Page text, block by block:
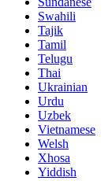
Swahili
Tajik
Tamil
Telugu
Thai
Ukrainian
Urdu
Uzbek
Vietnamese
Welsh
Xhosa
Yiddish